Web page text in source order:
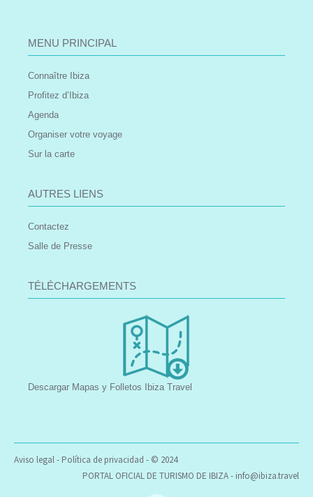
MENU PRINCIPAL
Connaître Ibiza
Profitez d’Ibiza
Agenda
Organiser votre voyage
Sur la carte
AUTRES LIENS
Contactez
Salle de Presse
TÉLÉCHARGEMENTS
Descargar Mapas y Folletos Ibiza Travel
Aviso legal- Política de privacidad - © 2024
PORTAL OFICIAL DE TURISMO DE IBIZA - info@ibiza.travel